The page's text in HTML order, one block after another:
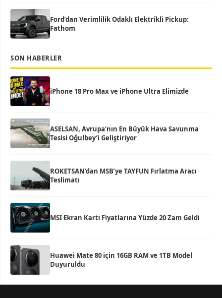
Ford’dan Verimlilik Odaklı Elektrikli Pickup:
Fathom
SON HABERLER
iPhone 18 Pro Max ve iPhone Ultra Elimizde
ASELSAN, Avrupa’nın En Büyük Hava Savunma
Tesisi Oğulbey’i Geliştiriyor
ROKETSAN’dan MSB’ye TAYFUN Fırlatma Aracı
Teslimatı
MSI Ekran Kartı Fiyatlarına Yüzde 20 Zam Geldi
Huawei Mate 80 için 16GB RAM ve 1TB Model
Duyuruldu